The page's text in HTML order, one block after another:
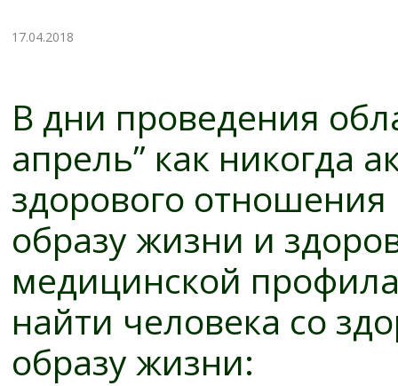
17.04.2018
В дни проведения
апрель” как никогда
здорового
образу жизни и
медицинской
найти человека со
образу жизни: